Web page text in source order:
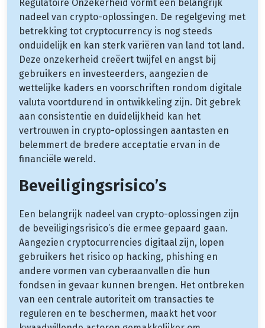
Regulatoire Onzekerheid vormt een belangrijk
nadeel van crypto-oplossingen. De regelgeving met
betrekking tot cryptocurrency is nog steeds
onduidelijk en kan sterk variëren van land tot land.
Deze onzekerheid creëert twijfel en angst bij
gebruikers en investeerders, aangezien de
wettelijke kaders en voorschriften rondom digitale
valuta voortdurend in ontwikkeling zijn. Dit gebrek
aan consistentie en duidelijkheid kan het
vertrouwen in crypto-oplossingen aantasten en
belemmert de bredere acceptatie ervan in de
financiële wereld.
Beveiligingsrisico’s
Een belangrijk nadeel van crypto-oplossingen zijn
de beveiligingsrisico’s die ermee gepaard gaan.
Aangezien cryptocurrencies digitaal zijn, lopen
gebruikers het risico op hacking, phishing en
andere vormen van cyberaanvallen die hun
fondsen in gevaar kunnen brengen. Het ontbreken
van een centrale autoriteit om transacties te
reguleren en te beschermen, maakt het voor